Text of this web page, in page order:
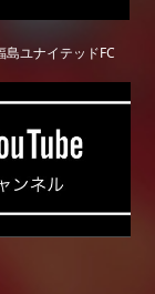
ユナイテッドFC